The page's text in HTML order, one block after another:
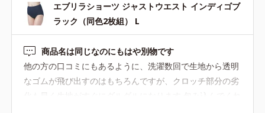
エブリラショーツ ジャストウエスト インディゴブ
ラック（同色2枚組） L
商品名は同じなのにもはや別物です
他の方の口コミにもあるように、洗濯数回で生地から透明
なゴムが飛び出すのはもちろんですが、クロッチ部分の劣